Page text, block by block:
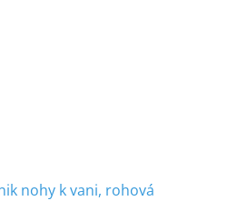
nohy k vani, rohová